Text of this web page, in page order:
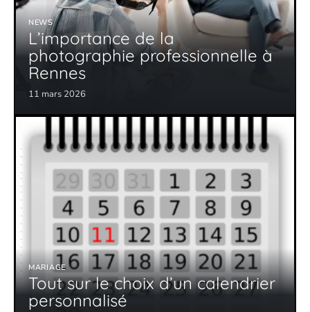
NEWS
L’importance de la
photographie professionnelle à
Rennes
11 mars 2026
MARIAGE
Tout sur le choix d’un calendrier
personnalisé